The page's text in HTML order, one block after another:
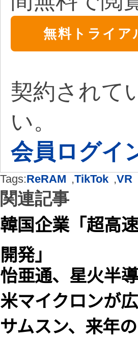
無料トライア
契約されて
い。
会員ログイ
Tags:ReRAM ,TikTok ,VR
関連記事
韓国企業「超高
開発」
怡亜通、星火半
米マイクロンが
サムスン、来年